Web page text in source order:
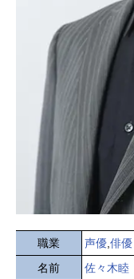
職業 声優 俳優
名前
佐々木睦